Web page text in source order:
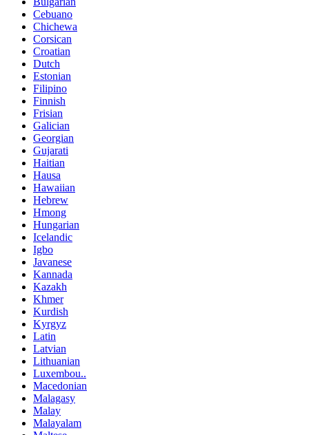
Cebuano
Chichewa
Corsican
Croatian
Dutch
Estonian
Filipino
Finnish
Frisian
Galician
Georgian
Gujarati
Haitian
Hausa
Hawaiian
Hebrew
Hmong
Hungarian
Icelandic
Igbo
Javanese
Kannada
Kazakh
Khmer
Kurdish
Kyrgyz
Latin
Latvian
Lithuanian
Luxembou..
Macedonian
Malagasy
Malay
Malayalam